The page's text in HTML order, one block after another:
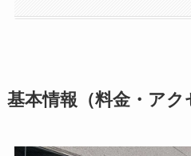
基本情報（料金・アク